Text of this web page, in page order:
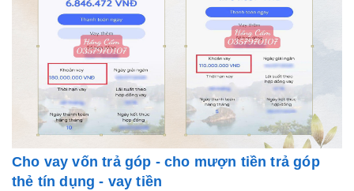
Cho vay vốn trả góp - cho mượn tiền trả góp
thẻ tín dụng - vay tiền